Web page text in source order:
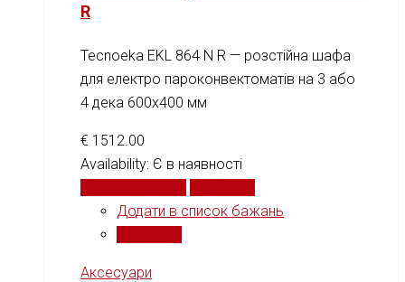
R
Tecnoeka EKL 864 N R — розстійна шафа
для електро пароконвектоматів на 3 або
4 дека 600x400 мм
€ 1512.00
Availability: Є в наявності
Додати в список бажань
Аксесуари